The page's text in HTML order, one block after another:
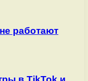
работают